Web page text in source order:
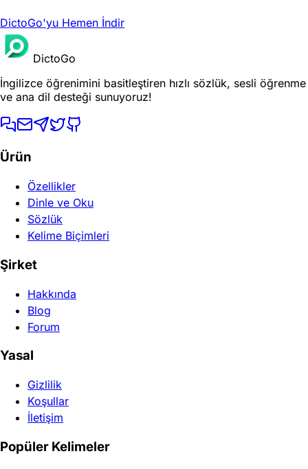
DictoGo'yu Hemen İndir
DictoGo
İngilizce öğrenimini basitleştiren hızlı sözlük, sesli öğrenme
ve ana dil desteği sunuyoruz!
Ürün
Özellikler
Dinle ve Oku
Sözlük
Kelime Biçimleri
Şirket
Hakkında
Blog
Forum
Yasal
Gizlilik
Koşullar
İletişim
Popüler Kelimeler